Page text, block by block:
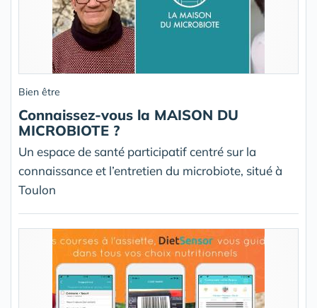
Bien être
Connaissez-vous la MAISON DU
MICROBIOTE ?
Un espace de santé participatif centré sur la
connaissance et l’entretien du microbiote, situé à
Toulon